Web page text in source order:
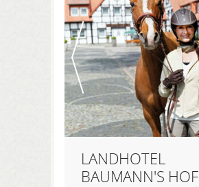
LANDHOTEL
BAUMANN'S HOF